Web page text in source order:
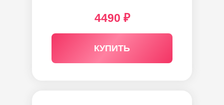
КУПИТЬ
4490 ₽